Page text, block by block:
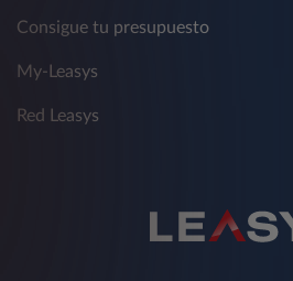
Consigue tu presupuesto
My-Leasys
Red Leasys